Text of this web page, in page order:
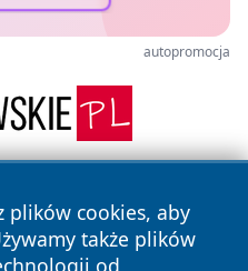
autopromocja
plików cookies, aby
także plików
od